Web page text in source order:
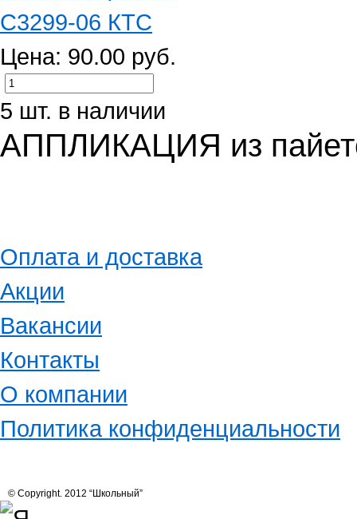
Цена: 90.00 руб.
5 шт. в наличии
АППЛИКАЦИЯ из
Оплата и доставка
Акции
Вакансии
Контакты
О компании
Политика конфиденциальности
© Copyright. 2012 “Школьный”